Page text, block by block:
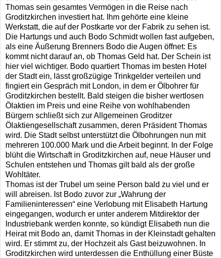
Thomas sein gesamtes Vermögen in die Reise nach
Groditzkirchen investiert hat. Ihm gehörte eine kleine
Werkstatt, die auf der Postkarte vor der Fabrik zu sehen ist.
Die Hartungs und auch Bodo Schmidt wollen fast aufgeben,
als eine Äußerung Brenners Bodo die Augen öffnet: Es
kommt nicht darauf an, ob Thomas Geld hat. Der Schein ist
hier viel wichtiger. Bodo quartiert Thomas im besten Hotel
der Stadt ein, lässt großzügige Trinkgelder verteilen und
fingiert ein Gespräch mit London, in dem er Ölbohrer für
Groditzkirchen bestellt. Bald steigen die bisher wertlosen
Ölaktien im Preis und eine Reihe von wohlhabenden
Bürgern schließt sich zur Allgemeinen Groditzer
Ölaktiengesellschaft zusammen, deren Präsident Thomas
wird. Die Stadt selbst unterstützt die Ölbohrungen nun mit
mehreren 100.000 Mark und die Arbeit beginnt. In der Folge
blüht die Wirtschaft in Groditzkirchen auf, neue Häuser und
Schulen entstehen und Thomas gilt bald als der große
Wohltäter.
Thomas ist der Trubel um seine Person bald zu viel und er
will abreisen. Ist Bodo zuvor zur „Wahrung der
Familieninteressen“ eine Verlobung mit Elisabeth Hartung
eingegangen, wodurch er unter anderem Mitdirektor der
Industriebank werden konnte, so kündigt Elisabeth nun die
Heirat mit Bodo an, damit Thomas in der Kleinstadt gehalten
wird. Er stimmt zu, der Hochzeit als Gast beizuwohnen. In
Groditzkirchen wird unterdessen die Enthüllung einer Büste